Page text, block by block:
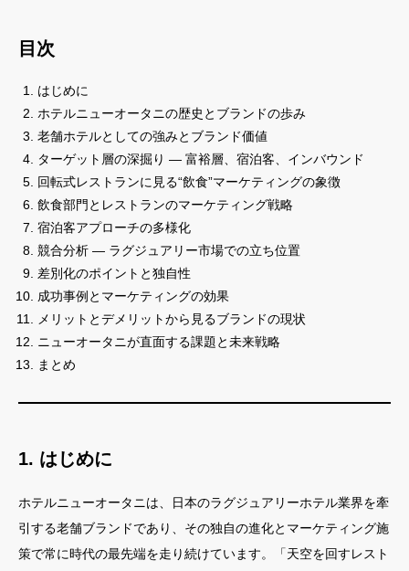
目次
はじめに
ホテルニューオータニの歴史とブランドの歩み
老舗ホテルとしての強みとブランド価値
ターゲット層の深掘り ― 富裕層、宿泊客、インバウンド
回転式レストランに見る“飲食”マーケティングの象徴
飲食部門とレストランのマーケティング戦略
宿泊客アプローチの多様化
競合分析 ― ラグジュアリー市場での立ち位置
差別化のポイントと独自性
成功事例とマーケティングの効果
メリットとデメリットから見るブランドの現状
ニューオータニが直面する課題と未来戦略
まとめ
1. はじめに
ホテルニューオータニは、日本のラグジュアリーホテル業界を牽
引する老舗ブランドであり、その独自の進化とマーケティング施
策で常に時代の最先端を走り続けています。「天空を回すレスト